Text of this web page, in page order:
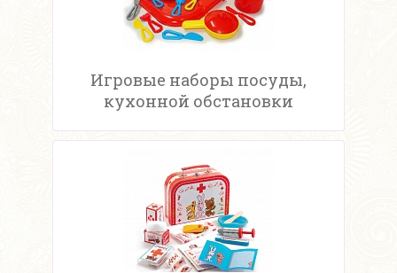
Игровые наборы посуды,
кухонной обстановки